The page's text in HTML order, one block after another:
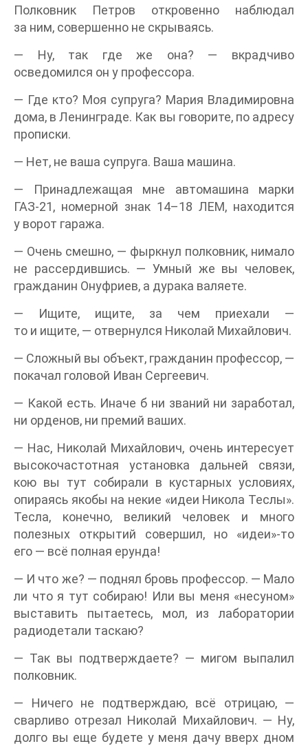
Полковник Петров откровенно наблюдал
за ним, совершенно не скрываясь.
— Ну, так где же она? — вкрадчиво
осведомился он у профессора.
— Где кто? Моя супруга? Мария Владимировна
дома, в Ленинграде. Как вы говорите, по адресу
прописки.
— Нет, не ваша супруга. Ваша машина.
— Принадлежащая мне автомашина марки
ГАЗ-21, номерной знак 14–18 ЛЕМ, находится
у ворот гаража.
— Очень смешно, — фыркнул полковник, нимало
не рассердившись. — Умный же вы человек,
гражданин Онуфриев, а дурака валяете.
— Ищите, ищите, за чем приехали —
то и ищите, — отвернулся Николай Михайлович.
— Сложный вы объект, гражданин профессор, —
покачал головой Иван Сергеевич.
— Какой есть. Иначе б ни званий ни заработал,
ни орденов, ни премий ваших.
— Нас, Николай Михайлович, очень интересует
высокочастотная установка дальней связи,
кою вы тут собирали в кустарных условиях,
опираясь якобы на некие «идеи Никола Теслы».
Тесла, конечно, великий человек и много
полезных открытий совершил, но «идеи»-то
его — всё полная ерунда!
— И что же? — поднял бровь профессор. — Мало
ли что я тут собираю! Или вы меня «несуном»
выставить пытаетесь, мол, из лаборатории
радиодетали таскаю?
— Так вы подтверждаете? — мигом выпалил
полковник.
— Ничего не подтверждаю, всё отрицаю, —
сварливо отрезал Николай Михайлович. — Ну,
долго вы еще будете у меня дачу вверх дном